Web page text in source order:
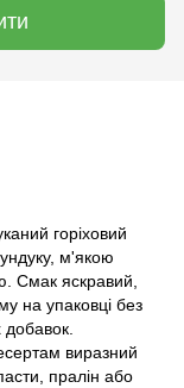
горіховий
м'якою
Смак яскравий,
на упаковці без
виразний
пралін або